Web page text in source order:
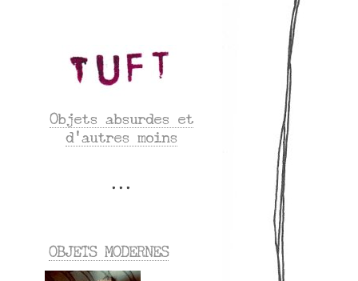
Objets absurdes et
d’autres moins
OBJETS MODERNES